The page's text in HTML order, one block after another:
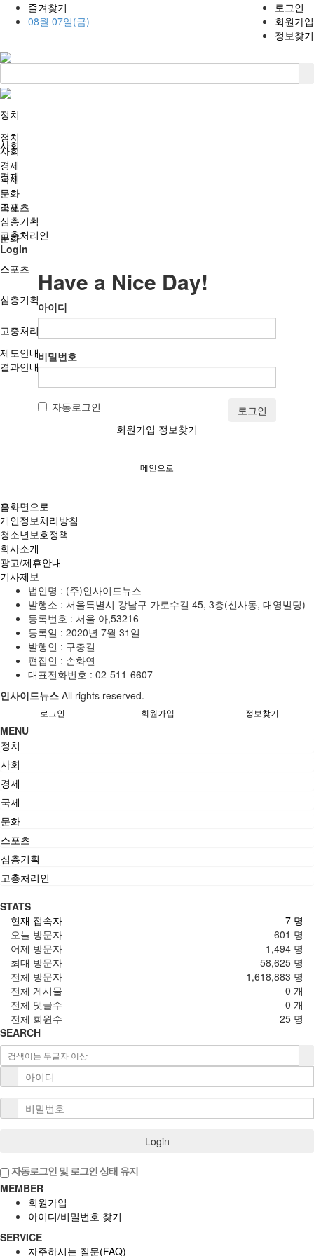
즐겨찾기
08월 07일(금)
로그인
회원가입
정보찾기
정치
사회
경제
국제
문화
스포츠
심층기획
고충처리인
제도안내
결과안내
정치
사회
경제
국제
문화
스포츠
심층기획
고충처리인
Login
Have a Nice Day!
아이디
비밀번호
자동로그인
로그인
회원가입 정보찾기
메인으로
홈화면으로
개인정보처리방침
청소년보호정책
회사소개
광고/제휴안내
기사제보
법인명 : (주)인사이드뉴스
발행소 : 서울특별시 강남구 가로수길 45, 3층(신사동, 대영빌딩)
등록번호 : 서울 아,53216
등록일 : 2020년 7월 31일
발행인 : 구충길
편집인 : 손화연
대표전화번호 : 02-511-6607
인사이드뉴스 All rights reserved.
로그인 회원가입 정보찾기
MENU
정치
사회
경제
국제
문화
스포츠
심층기획
고충처리인
STATS
7 명
현재 접속자
601 명
오늘 방문자
1,494 명
어제 방문자
58,625 명
최대 방문자
1,618,883 명
전체 방문자
0 개
전체 게시물
0 개
전체 댓글수
25 명
전체 회원수
SEARCH
Login
자동로그인 및 로그인 상태 유지
MEMBER
회원가입
아이디/비밀번호 찾기
SERVICE
자주하시는 질문(FAQ)